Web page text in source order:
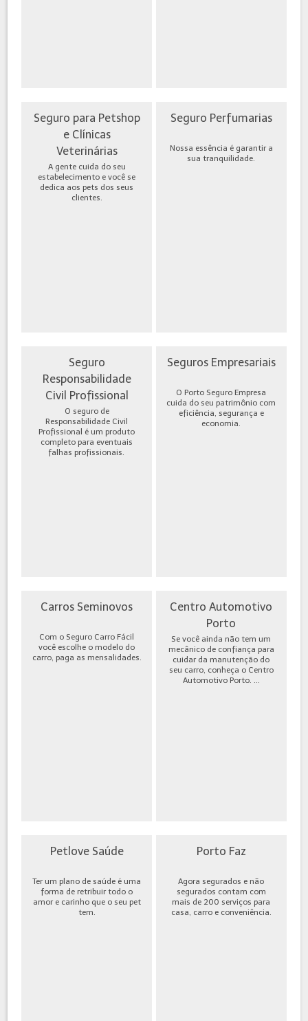
Seguro para Petshop
e Clínicas
Veterinárias
A gente cuida do seu
estabelecimento e você se
dedica aos pets dos seus
clientes.
Seguro Perfumarias
Nossa essência é garantir a
sua tranquilidade.
Seguro
Responsabilidade
Civil Profissional
O seguro de
Responsabilidade Civil
Profissional é um produto
completo para eventuais
falhas profissionais.
Seguros Empresariais
O Porto Seguro Empresa
cuida do seu patrimônio com
eficiência, segurança e
economia.
Carros Seminovos
Com o Seguro Carro Fácil
você escolhe o modelo do
carro, paga as mensalidades.
Centro Automotivo
Porto
Se você ainda não tem um
mecânico de confiança para
cuidar da manutenção do
seu carro, conheça o Centro
Automotivo Porto. ...
Petlove Saúde
Ter um plano de saúde é uma
forma de retribuir todo o
amor e carinho que o seu pet
tem.
Porto Faz
Agora segurados e não
segurados contam com
mais de 200 serviços para
casa, carro e conveniência.